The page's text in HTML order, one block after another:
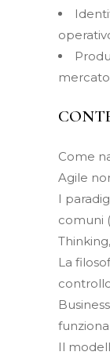
Come
Agile
I
comuni
La
funziona
Il